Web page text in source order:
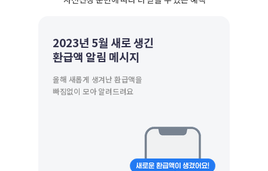
2023년 5월 새로 생긴
환급액 알림 메시지
올해 새롭게 생겨난 환급액을
빠짐없이 모아 알려드려요